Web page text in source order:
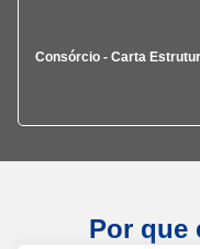
Consórcio - Carta
Por que